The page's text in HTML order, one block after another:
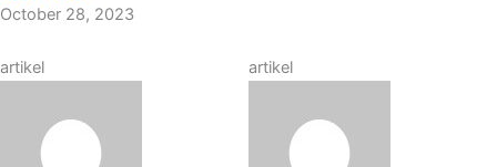
October 28, 2023
artikel artikel